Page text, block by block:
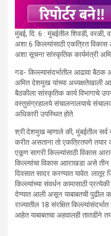
मुंबई, दि. 6 : मुंबईतील शिवडी, वरळी,
अशा 6 किल्ल्यांसाठी एकत्रित विकास
अशा सूचना सांस्कृतिक कार्यमंत्री
गड- किल्ल्यासंदर्भातील आढावा बैठक
अमित देशमुख यांच्या अध्यक्षतेखाली
बैठकीला सांस्कृतिक कार्य विभागाचे
वस्तुसंग्रहालये संचालनालयाचे
अधिकारी उपस्थित होते.
श्री.देशमुख म्हणाले की, मुंबईतील सर्व
करीत असताना तो एकत्रितपणे तयार
एकूण सागरी किल्ल्यांसाठी विकास
किल्ल्यांचा विकास आाराखडा असे
दिवसात सादर करण्यात यावेत. लातूर
किल्ल्यांच्या संवर्धन कामासाठी
देण्यात आली असून याबाबतची पुढील
राज्यातील 18 संरक्षित
आहेत याबाबतचा अहवालही तातडीने